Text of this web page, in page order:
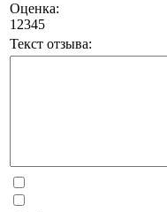
Оценка:
1 2345
Текст отзыва: